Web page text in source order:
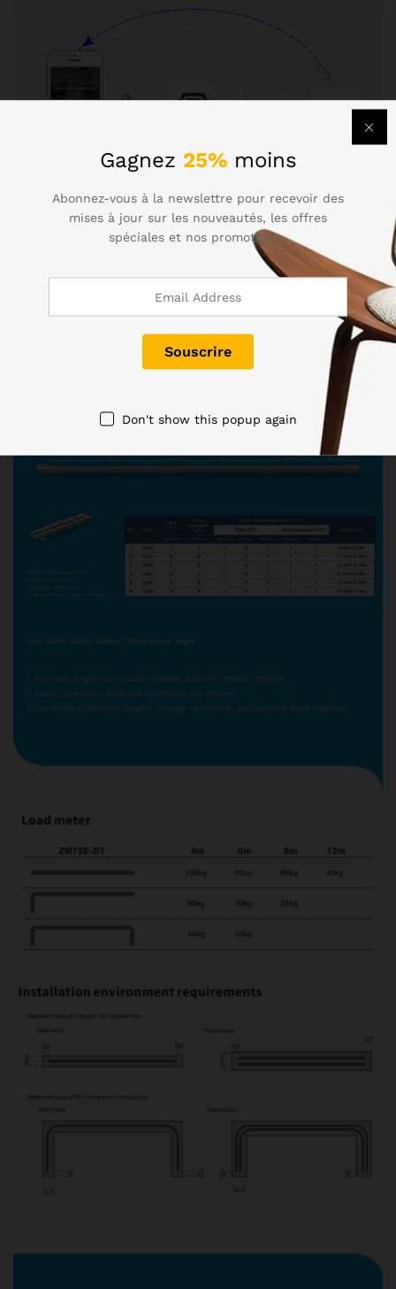
Gagnez 25% moins
Abonnez-vous à la newslettre pour recevoir des
mises à jour sur les nouveautés, les offres
spéciales et nos promotions..
Don't show this popup again